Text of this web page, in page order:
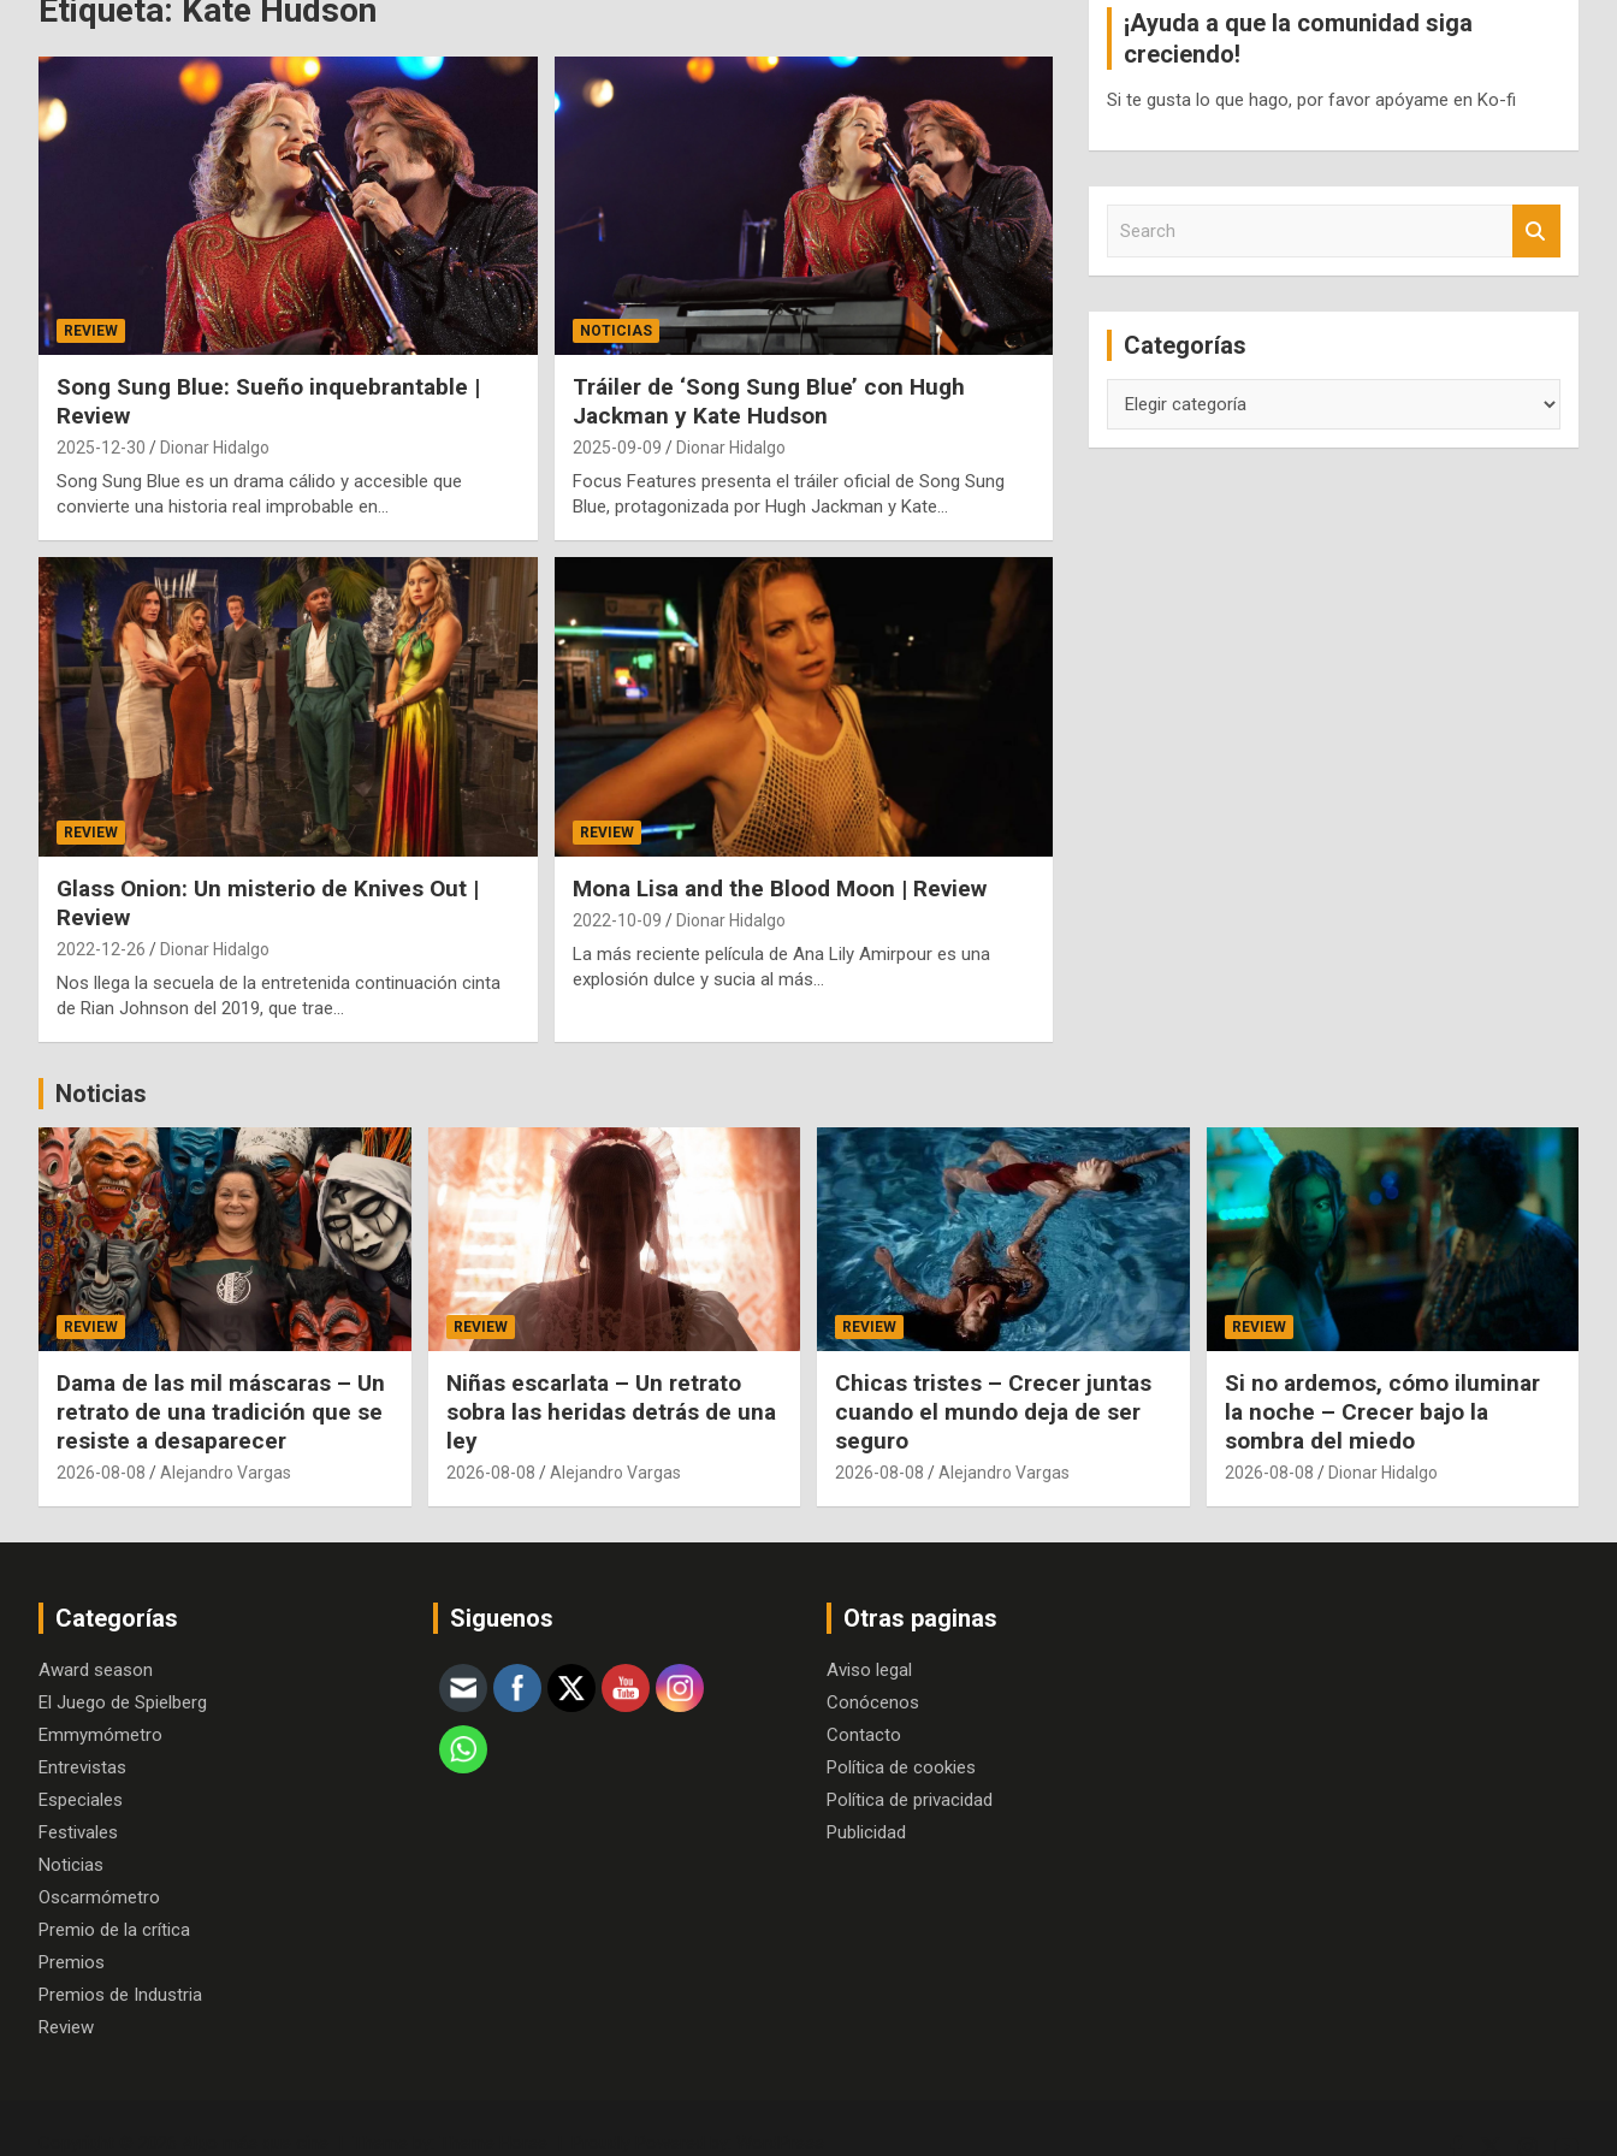
Etiqueta: Kate Hudson
REVIEW
Song Sung Blue: Sueño inquebrantable |
Review
2025-12-30 Dionar Hidalgo
Song Sung Blue es un drama cálido y accesible que
convierte una historia real improbable en…
NOTICIAS
Tráiler de ‘Song Sung Blue’ con Hugh
Jackman y Kate Hudson
2025-09-09 Dionar Hidalgo
Focus Features presenta el tráiler oficial de Song Sung
Blue, protagonizada por Hugh Jackman y Kate…
REVIEW
Glass Onion: Un misterio de Knives Out |
Review
2022-12-26 Dionar Hidalgo
Nos llega la secuela de la entretenida continuación cinta
de Rian Johnson del 2019, que trae…
REVIEW
Mona Lisa and the Blood Moon | Review
2022-10-09 Dionar Hidalgo
La más reciente película de Ana Lily Amirpour es una
explosión dulce y sucia al más…
¡Ayuda a que la comunidad siga
creciendo!
Si te gusta lo que hago, por favor apóyame en Ko-fi
c
Categorías
Noticias
REVIEW
Dama de las mil máscaras – Un
retrato de una tradición que se
resiste a desaparecer
2026-08-08 Alejandro Vargas
REVIEW
Niñas escarlata – Un retrato
sobra las heridas detrás de una
ley
2026-08-08 Alejandro Vargas
REVIEW
Chicas tristes – Crecer juntas
cuando el mundo deja de ser
seguro
2026-08-08 Alejandro Vargas
REVIEW
Si no ardemos, cómo iluminar
la noche – Crecer bajo la
sombra del miedo
2026-08-08 Dionar Hidalgo
Categorías
Award season
El Juego de Spielberg
Emmymómetro
Entrevistas
Especiales
Festivales
Noticias
Oscarmómetro
Premio de la crítica
Premios
Premios de Industria
Review
Siguenos Otras paginas
Aviso legal
Conócenos
Contacto
Política de cookies
Política de privacidad
Publicidad